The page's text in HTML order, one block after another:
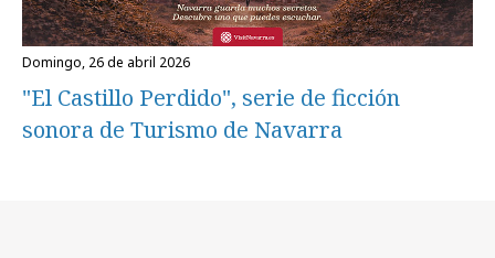
domingo, 26 de abril 2026
"El Castillo Perdido", serie de ficción
sonora de Turismo de Navarra